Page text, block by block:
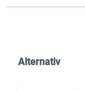
Alternativ